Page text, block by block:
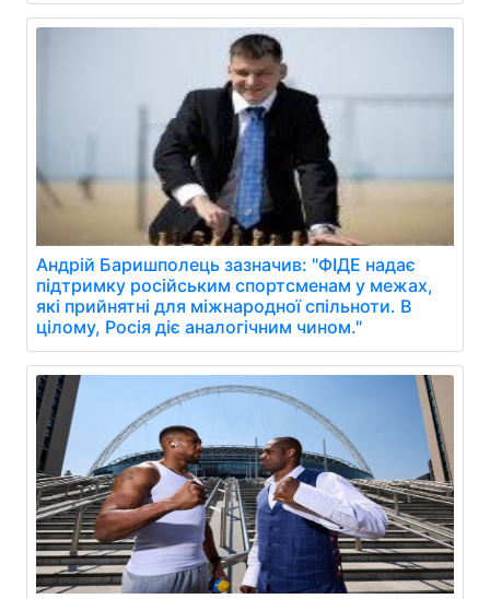
Андрій Баришполець зазначив: "ФІДЕ надає
підтримку російським спортсменам у межах,
які прийнятні для міжнародної спільноти. В
цілому, Росія діє аналогічним чином."